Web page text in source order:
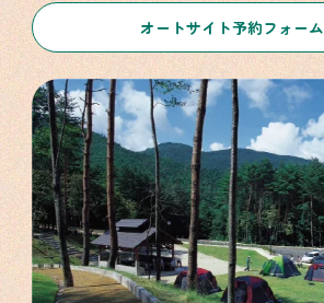
オートサイト予約フォーム